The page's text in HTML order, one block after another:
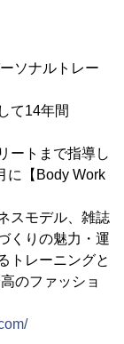
ソナルトレー
て14年間
ートまで指導し
に【Body Work
スモデル、雑誌
くりの魅力・運
トレーニングと
のファッショ